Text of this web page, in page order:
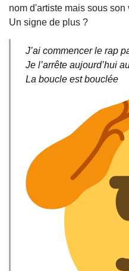
nom d'artiste mais sous son
Un signe de plus ?
J’ai commencer le rap
Je l’arrête aujourd’hui
La boucle est bouclée